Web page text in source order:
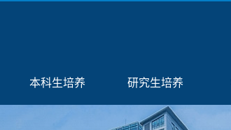
本科生培养 研究生培养